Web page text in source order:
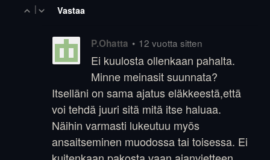
| Vastaa
P.Ohatta • 12 vuotta sitten
Ei kuulosta ollenkaan pahalta.
Minne meinasit suunnata?
Itselläni on sama ajatus eläkkeestä,että
voi tehdä juuri sitä mitä itse haluaa.
Näihin varmasti lukeutuu myös
ansaitseminen muodossa tai toisessa. Ei